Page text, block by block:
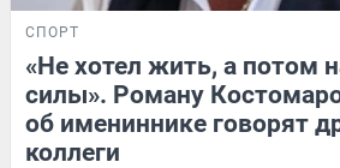
СПОРТ
«Не хотел жить, а потом
силы». Роману
об имениннике говорят
коллеги